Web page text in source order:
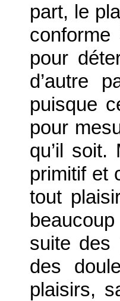
part, le
pour
d’autre
puisque
pour
qu’il
primitif et
tout
suite des
des
plaisirs,